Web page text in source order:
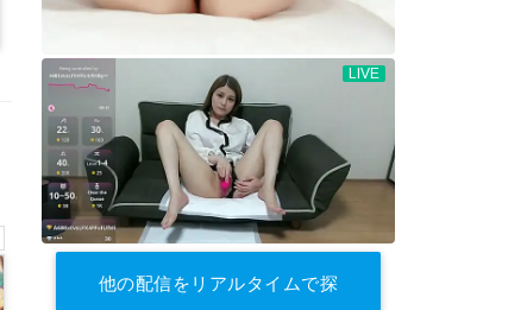
他の配信をリアルタイムで探